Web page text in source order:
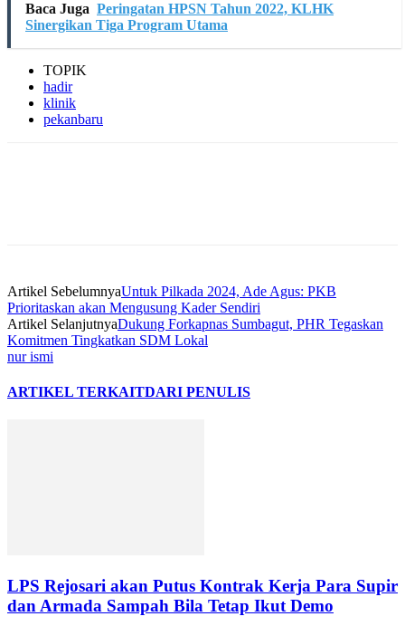
Baca Juga Peringatan HPSN Tahun 2022, KLHK
Sinergikan Tiga Program Utama
TOPIK
hadir
klinik
pekanbaru
Artikel SebelumnyaUntuk Pilkada 2024, Ade Agus: PKB
Prioritaskan akan Mengusung Kader Sendiri
Artikel SelanjutnyaDukung Forkapnas Sumbagut, PHR Tegaskan
Komitmen Tingkatkan SDM Lokal
nur ismi
ARTIKEL TERKAITDARI PENULIS
LPS Rejosari akan Putus Kontrak Kerja Para Supir
dan Armada Sampah Bila Tetap Ikut Demo